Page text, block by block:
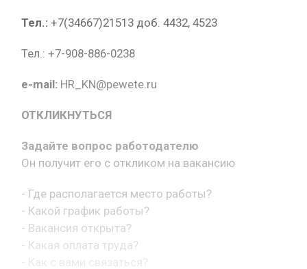
Тел.: +7(34667)21513 доб. 4432, 4523
Тел.: +7-908-886-0238
e-mail: HR_KN@pewete.ru
ОТКЛИКНУТЬСЯ
Задайте вопрос работодателю
Он получит его с откликом на вакансию
- Где располагается место работы?
- Какой график работы?
- Вакансия открыта?
- Какая оплата труда?